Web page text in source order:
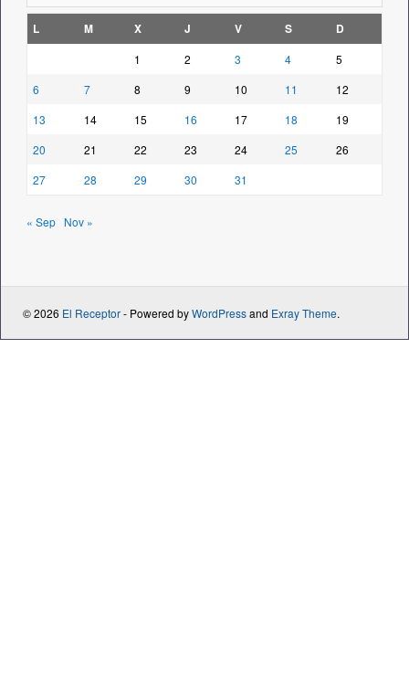
L M X J V S D
1 2 3 4
5
6
7 8 9 10 11
12
13
14 15 16 17 18
19
20
21 22 23 24 25
26
27
28 29 30 31
« Sep Nov »
© 2026 El Receptor- Powered byWordPressand Exray Theme.